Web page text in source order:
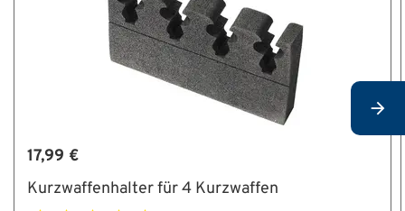
17,99 €
Kurzwaffenhalter für 4 Kurzwaffen